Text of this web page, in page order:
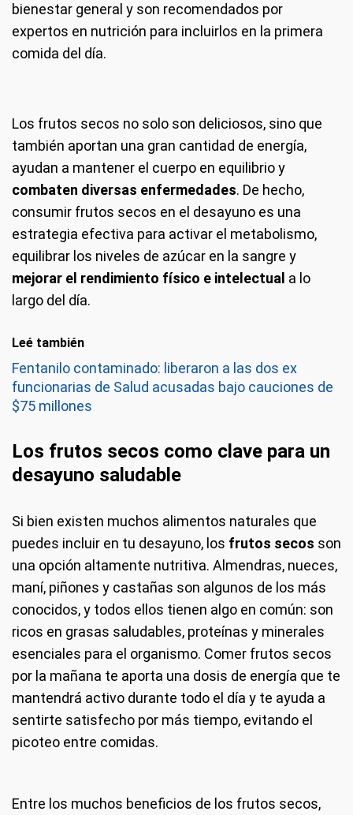
bienestar general y son recomendados por
expertos en nutrición para incluirlos en la primera
comida del día.
Los frutos secos no solo son deliciosos, sino que
también aportan una gran cantidad de energía,
ayudan a mantener el cuerpo en equilibrio y
combaten diversas enfermedades. De hecho,
consumir frutos secos en el desayuno es una
estrategia efectiva para activar el metabolismo,
equilibrar los niveles de azúcar en la sangre y
mejorar el rendimiento físico e intelectual a lo
largo del día.
Leé también
Fentanilo contaminado: liberaron a las dos ex
funcionarias de Salud acusadas bajo cauciones de
$75 millones
Los frutos secos como clave para un
desayuno saludable
Si bien existen muchos alimentos naturales que
puedes incluir en tu desayuno, los frutos secos son
una opción altamente nutritiva. Almendras, nueces,
maní, piñones y castañas son algunos de los más
conocidos, y todos ellos tienen algo en común: son
ricos en grasas saludables, proteínas y minerales
esenciales para el organismo. Comer frutos secos
por la mañana te aporta una dosis de energía que te
mantendrá activo durante todo el día y te ayuda a
sentirte satisfecho por más tiempo, evitando el
picoteo entre comidas.
Entre los muchos beneficios de los frutos secos,